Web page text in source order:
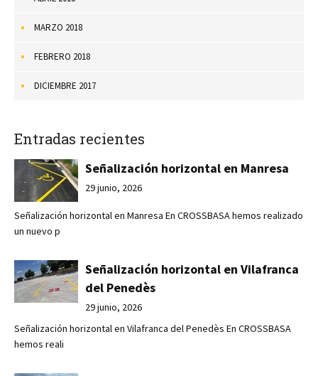
MARZO 2018
FEBRERO 2018
DICIEMBRE 2017
Entradas recientes
Señalización horizontal en Manresa
29 junio, 2026
Señalización horizontal en Manresa En CROSSBASA hemos realizado
un nuevo p
Señalización horizontal en Vilafranca
del Penedès
29 junio, 2026
Señalización horizontal en Vilafranca del Penedès En CROSSBASA
hemos reali